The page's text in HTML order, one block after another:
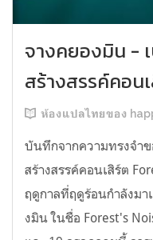
จางคยองมิน -
สร้างสรรค์คอน
ห้องแปลไทยของ
บันทึกจากความทรงจำข
สร้างสรรค์คอนเสิร์ต
ฤดูกาลที่ฤดูร้อนกำลังมา
งมิน ในชื่อ Forest's